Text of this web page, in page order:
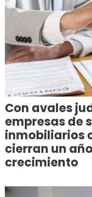
Con avales
empresas de
inmobiliarios
cierran un
crecimiento